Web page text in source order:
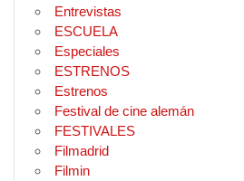
Entrevistas
ESCUELA
Especiales
ESTRENOS
Estrenos
Festival de cine alemán
FESTIVALES
Filmadrid
Filmin